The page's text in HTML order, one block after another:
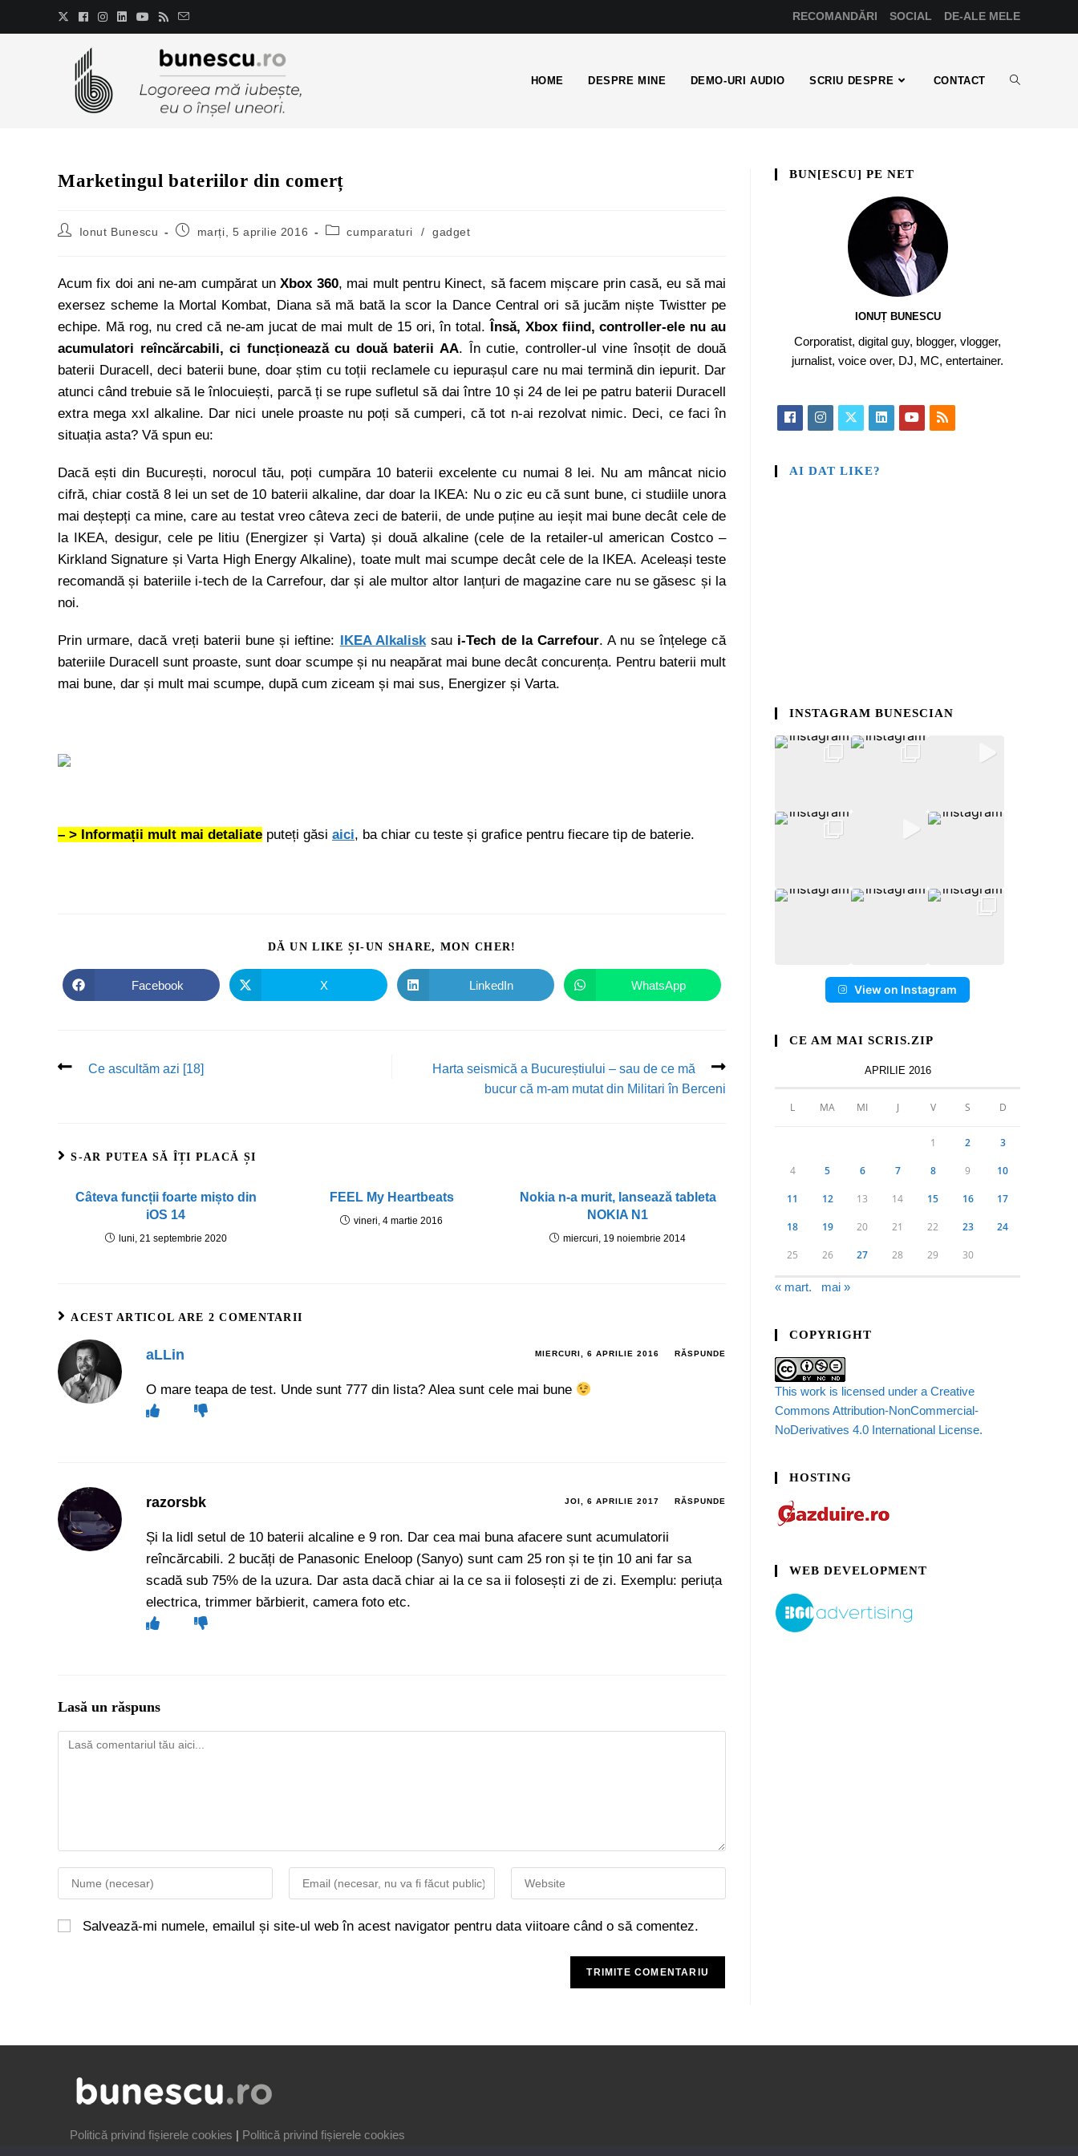
RECOMANDĂRI SOCIAL DE-ALE MELE
HOME DESPRE MINE DEMO-URI AUDIO SCRIU DESPRE CONTACT
Marketingul bateriilor din comerț
Ionut Bunescu marți, 5 aprilie 2016 cumparaturi / gadget
Acum fix doi ani ne-am cumpărat unXbox 360, mai mult pentru Kinect, să facem mișcare prin casă, eu să mai
exersez scheme la Mortal Kombat, Diana să mă bată la scor la Dance Central ori să jucăm niște Twistter pe
echipe. Mă rog, nu cred că ne-am jucat de mai mult de 15 ori, în total. Însă, Xbox fiind, controller-ele nu au
acumulatori reîncărcabili, ci funcționează cu două baterii AA. În cutie, controller-ul vine însoțit de două
baterii Duracell, deci baterii bune, doar știm cu toții reclamele cu iepurașul care nu mai termină din iepurit. Dar
atunci când trebuie să le înlocuiești, parcă ți se rupe sufletul să dai între 10 și 24 de lei pe patru baterii Duracell
extra mega xxl alkaline. Dar nici unele proaste nu poți să cumperi, că tot n-ai rezolvat nimic. Deci, ce faci în
situația asta? Vă spun eu:
Dacă ești din București, norocul tău, poți cumpăra 10 baterii excelente cu numai 8 lei. Nu am mâncat nicio
cifră, chiar costă 8 lei un set de 10 baterii alkaline, dar doar la IKEA: Nu o zic eu că sunt bune, ci studiile unora
mai deștepți ca mine, care au testat vreo câteva zeci de baterii, de unde puține au ieșit mai bune decât cele de
la IKEA, desigur, cele pe litiu (Energizer și Varta) și două alkaline (cele de la retailer-ul american Costco –
Kirkland Signature și Varta High Energy Alkaline), toate mult mai scumpe decât cele de la IKEA. Aceleași teste
recomandă și bateriile i-tech de la Carrefour, dar și ale multor altor lanțuri de magazine care nu se găsesc și la
noi.
Prin urmare, dacă vreți baterii bune și ieftine: IKEA Alkalisksau i-Tech de la Carrefour. A nu se înțelege că
bateriile Duracell sunt proaste, sunt doar scumpe și nu neapărat mai bune decât concurența. Pentru baterii mult
mai bune, dar și mult mai scumpe, după cum ziceam și mai sus, Energizer și Varta.
– > Informații mult mai detaliate puteți găsi aici, ba chiar cu teste și grafice pentru fiecare tip de baterie.
DĂ UN LIKE ȘI-UN SHARE, MON CHER!
Facebook X LinkedIn WhatsApp
Ce ascultăm azi [18]
Harta seismică a Bucureștiului – sau de ce mă
bucur că m-am mutat din Militari în Berceni
S-AR PUTEA SĂ ÎȚI PLACĂ ȘI
Câteva funcții foarte mișto din
iOS 14
luni, 21 septembrie 2020
FEEL My Heartbeats
vineri, 4 martie 2016
Nokia n-a murit, lansează tableta
NOKIA N1
miercuri, 19 noiembrie 2014
ACEST ARTICOL ARE 2 COMENTARII
aLLin MIERCURI, 6 APRILIE 2016 RĂSPUNDE
O mare teapa de test. Unde sunt 777 din lista? Alea sunt cele mai bune
razorsbk JOI, 6 APRILIE 2017 RĂSPUNDE
Și la lidl setul de 10 baterii alcaline e 9 ron. Dar cea mai buna afacere sunt acumulatorii
reîncărcabili. 2 bucăți de Panasonic Eneloop (Sanyo) sunt cam 25 ron și te țin 10 ani far sa
scadă sub 75% de la uzura. Dar asta dacă chiar ai la ce sa ii folosești zi de zi. Exemplu: periuța
electrica, trimmer bărbierit, camera foto etc.
Lasă un răspuns
Salvează-mi numele, emailul și site-ul web în acest navigator pentru data viitoare când o să comentez.
BUN[ESCU] PE NET
IONUȚ BUNESCU
Corporatist, digital guy, blogger, vlogger,
jurnalist, voice over, DJ, MC, entertainer.
AI DAT LIKE?
INSTAGRAM BUNESCIAN
View on Instagram
CE AM MAI SCRIS.ZIP
APRILIE 2016
L MA MI J V S D
1 2 3
4 5 6 7 8 9 10
11 12 13 14 15 16 17
18 19 20 21 22 23 24
25 26 27 28 29 30
« mart. mai »
COPYRIGHT
This work is licensed under a Creative
Commons Attribution-NonCommercial-
NoDerivatives 4.0 International License.
HOSTING
WEB DEVELOPMENT
Politică privind fișierele cookies | Politică privind fișierele cookies